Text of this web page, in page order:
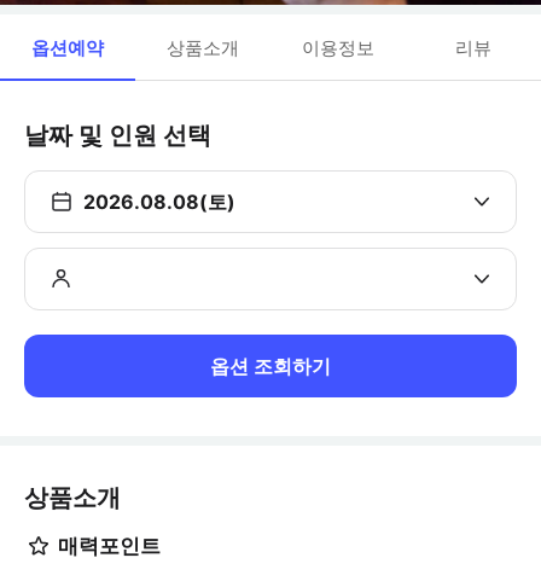
옵션예약 상품소개 이용정보 리뷰
날짜 및 인원 선택
2026.08.08(토)
옵션 조회하기
상품소개
매력포인트